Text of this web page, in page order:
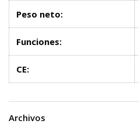
Peso neto:
Funciones:
CE:
Archivos